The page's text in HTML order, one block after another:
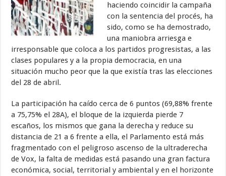
haciendo coincidir la campaña
con la sentencia del procés, ha
sido, como se ha demostrado,
una maniobra arriesga e
irresponsable que coloca a los partidos progresistas, a las
clases populares y a la propia democracia, en una
situación mucho peor que la que existía tras las elecciones
del 28 de abril.
La participación ha caído cerca de 6 puntos (69,88% frente
a 75,75% el 28A), el bloque de la izquierda pierde 7
escaños, los mismos que gana la derecha y reduce su
distancia de 21 a 6 frente a ella, el Parlamento está más
fragmentado con el peligroso ascenso de la ultraderecha
de Vox, la falta de medidas está pasando una gran factura
económica, social, territorial y ambiental y en el horizonte